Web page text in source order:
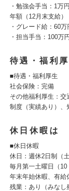
・勉強会手当：1万
年額（12月末支給）
・グレード給：60万
・担当手当：100万円
待遇・福利
■待遇・福利厚生
社会保険：完備
その他福利厚生：
制度（実績あり）、
休日休暇は
■休日休暇
休日：週休2日制（
毎月第一土曜日（
年末年始休暇、有給
残業：あり（みなし